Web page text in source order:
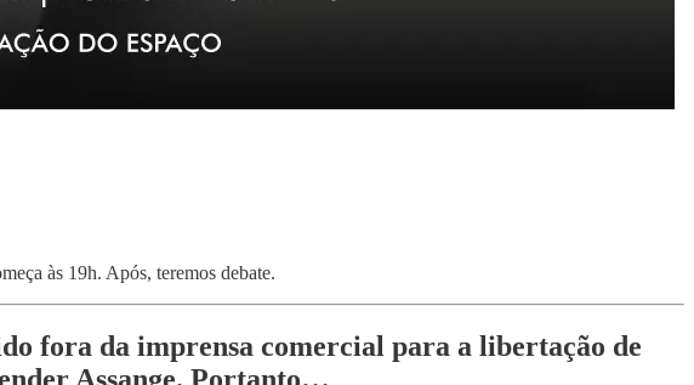
às 19h. Após, teremos debate.
fora da imprensa comercial para a libertação de
Assange. Portanto…